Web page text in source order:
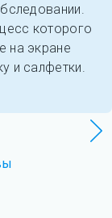
которого
на экране
и салфетки.